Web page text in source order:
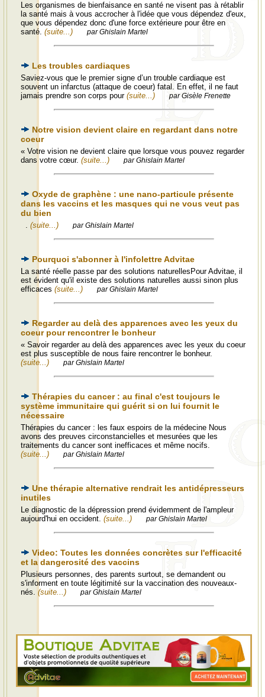
Les organismes de bienfaisance en santé ne visent pas à rétablir
la santé mais à vous accrocher à l'idée que vous dépendez d'eux,
que vous dépendez donc d'une force extérieure pour être en
santé. (suite...) par Ghislain Martel
Les troubles cardiaques
Saviez-vous que le premier signe d’un trouble cardiaque est
souvent un infarctus (attaque de coeur) fatal. En effet, il ne faut
jamais prendre son corps pour (suite...) par Gisèle Frenette
Notre vision devient claire en regardant dans notre
coeur
« Votre vision ne devient claire que lorsque vous pouvez regarder
dans votre cœur. (suite...) par Ghislain Martel
Oxyde de graphène : une nano-particule présente
dans les vaccins et les masques qui ne vous veut pas
du bien
. (suite...) par Ghislain Martel
Pourquoi s'abonner à l'infolettre Advitae
La santé réelle passe par des solutions naturellesPour Advitae, il
est évident qu'il existe des solutions naturelles aussi sinon plus
efficaces (suite...) par Ghislain Martel
Regarder au delà des apparences avec les yeux du
coeur pour rencontrer le bonheur
« Savoir regarder au delà des apparences avec les yeux du coeur
est plus susceptible de nous faire rencontrer le bonheur.
(suite...)
par Ghislain Martel
Thérapies du cancer : au final c'est toujours le
système immunitaire qui guérit si on lui fournit le
nécessaire
Thérapies du cancer : les faux espoirs de la médecine Nous
avons des preuves circonstancielles et mesurées que les
traitements du cancer sont inefficaces et même nocifs.
(suite...)
par Ghislain Martel
Une thérapie alternative rendrait les antidépresseurs
inutiles
Le diagnostic de la dépression prend évidemment de l'ampleur
aujourd'hui en occident. (suite...) par Ghislain Martel
Video: Toutes les données concrètes sur l'efficacité
et la dangerosité des vaccins
Plusieurs personnes, des parents surtout, se demandent ou
s'informent en toute légitimité sur la vaccination des nouveaux-
nés. (suite...) par Ghislain Martel